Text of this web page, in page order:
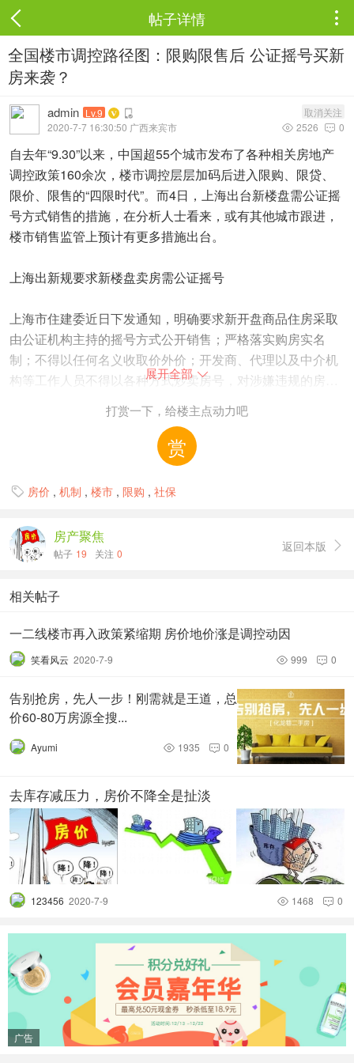
帖子详情 
全国楼市调控路径图：限购限售后 公证摇号买新
房来袭？
admin Lv.9
取消关注
2020-7-7 16:30:50 广西来宾市
 0
 2526
自去年“9.30”以来，中国超55个城市发布了各种相关房地产
调控政策160余次，楼市调控层层加码后进入限购、限贷、
限价、限售的“四限时代”。而4日，上海出台新楼盘需公证摇
号方式销售的措施，在分析人士看来，或有其他城市跟进，
楼市销售监管上预计有更多措施出台。
上海出新规要求新楼盘卖房需公证摇号
上海市住建委近日下发通知，明确要求新开盘商品住房采取
由公证机构主持的摇号方式公开销售；严格落实购房实名
制；不得以任何名义收取价外价；开发商、代理以及中介机
构等工作人员不得以各种方式炒卖房号，对涉嫌违规的房
企，一经查实，一律暂停网签，降低直至取消房地产开发企
据中国城市房地产研究院院长谢逸枫介绍，摇号选房、买房
是一项中国房地产市场潜规则，房企采取这样的销售方式，
目的是通过房源销控，制造出房源紧缺、销售火爆的惯用营
销策略的伎俩，达到房价上涨的利润大化目的。
易居房地产研究院智库中心研究总监严跃进认为，上海出台
类似政策，很大程度上说明限购下市场相对趋于稳定，但销
售环节还存很多打擦边球做法。过去开发商售楼处采取摇号
等做法，猫腻太多。在当前住宅供应量没有明显上升情况
下，通过公证方式来摇号，充分体现了公平公正性，较大化
保护购房者权益。
中原地产首席分析师张大伟也向中新网（微信公众号：
cns2012）记者表示，公证为了避免限价下开发商定向销
售，有利于保障普通人购房，代理或者中介不准买自己服务
分析称房源库存不足城市或跟进“公证摇号”
谢逸枫表示，上海公证摇号买房的政策，目的是缓解新房与
可售房源及开盘销售房源供应不平衡。一定程度上可以暂时
性起到控制供需关系矛盾恶化，防止出现疯狂抢房或者深夜
象。
从政策影响看，张大伟称，上海这一规定是其他调控政策的
补充，直接影响不大、后续应该还有其他调控政策。严跃进
也认为，后续对于上海房地产市场的管控预计还会趋严，尤
其是销售过程中类似一房多卖、一房多价、私下乱收费等做
展开全部 
打赏一下，给楼主点动力吧
赏
 房价 , 机制 , 楼市 , 限购 , 社保
房产聚焦
帖子 19 关注 0 返回本版 
相关帖子
一二线楼市再入政策紧缩期 房价地价涨是调控动因
笑看风云 2020-7-9  0
 999
告别抢房，先人一步！刚需就是王道，总
价60-80万房源全搜...
Ayumi  0
 1935
去库存减压力，房价不降全是扯淡
123456 2020-7-9  0
 1468
广告